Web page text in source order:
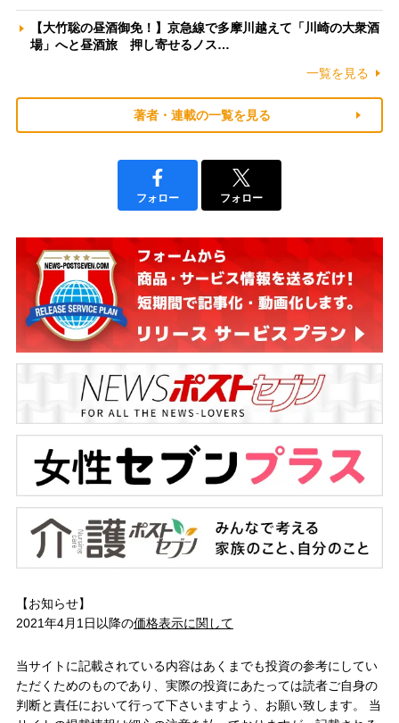
【大竹聡の昼酒御免！】京急線で多摩川越えて「川崎の大衆酒
場」へと昼酒旅 押し寄せるノス…
一覧を見る
著者・連載の一覧を見る
フォロー フォロー
【お知らせ】
2021年4月1日以降の価格表示に関して
当サイトに記載されている内容はあくまでも投資の参考にしてい
ただくためのものであり、実際の投資にあたっては読者ご自身の
判断と責任において行って下さいますよう、お願い致します。 当